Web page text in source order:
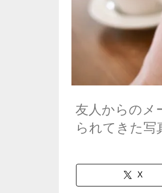
友人からのメ
られてきた写
X